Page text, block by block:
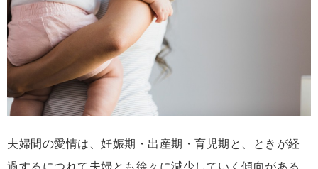
夫婦間の愛情は、妊娠期・出産期・育児期と、ときが経